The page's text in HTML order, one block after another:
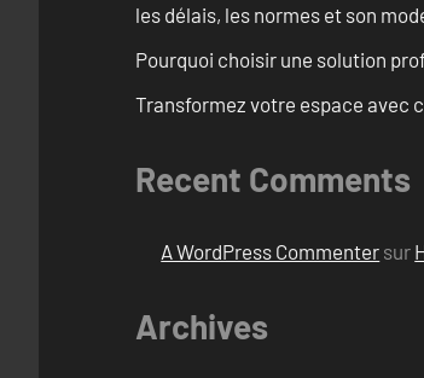
les délais, les normes et son
Pourquoi choisir une solution
Transformez votre espace avec
Recent Comments
A WordPress Commenter sur
Archives